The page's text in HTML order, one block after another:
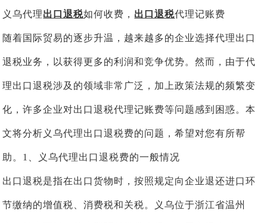
义乌代理出口退税如何收费， 出口退税代理记账费
随着国际贸易的逐步升温，越来越多的企业选择代理出口
退税业务，以获得更多的利润和竞争优势。然而，由于代
理出口退税涉及的领域非常广泛，加上政策法规的频繁变
化，许多企业对出口退税代理记账费等问题感到困惑。本
文将分析义乌代理出口退税费的问题，希望对您有所帮
助。1、义乌代理出口退税费的一般情况
出口退税是指在出口货物时，按照规定向企业退还进口环
节缴纳的增值税、消费税和关税。义乌位于浙江省温州